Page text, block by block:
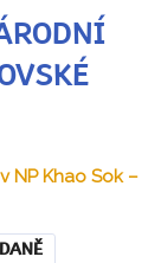
NP Khao Sok –